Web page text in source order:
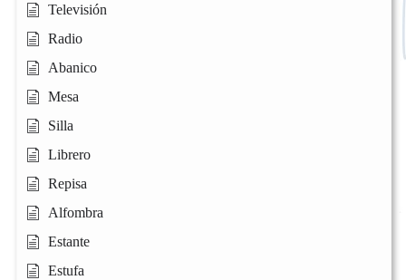
Televisión
Radio
Abanico
Mesa
Silla
Librero
Repisa
Alfombra
Estante
Estufa